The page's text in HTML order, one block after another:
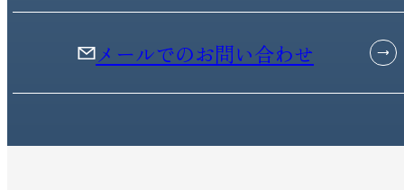
メールでのお問い合わせ